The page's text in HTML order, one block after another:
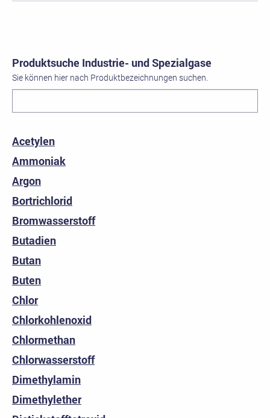
Produktsuche Industrie- und Spezialgase
Sie können hier nach Produktbezeichnungen suchen.
Acetylen
Ammoniak
Argon
Bortrichlorid
Bromwasserstoff
Butadien
Butan
Buten
Chlor
Chlorkohlenoxid
Chlormethan
Chlorwasserstoff
Dimethylamin
Dimethylether